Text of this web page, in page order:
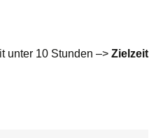
unter 10 Stunden –> Zielzeit